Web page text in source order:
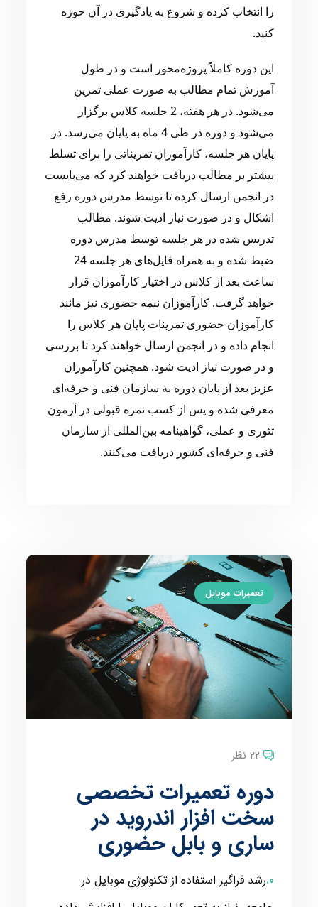
را انتخاب کرده و شروع به یادگیری در آن حوزه
کنید.
این دوره کاملاً پروژه‌محور است و در طول
آموزش تمام مطالب به صورت عملی تمرین
می‌شود. در هر هفته، 2 جلسه کلاس برگزار
می‌شود و دوره در طی 4 ماه به پایان می‌رسد. در
پایان هر جلسه، کارآموزان تمریناتی را برای تسلط
بیشتر بر مطالب دریافت خواهند کرد که می‌بایست
در انجمن ارسال کرده تا توسط مدرس دوره رفع
اشکال و در صورت نیاز ادیت شوند. مطالب
تدریس شده در هر جلسه توسط مدرس دوره
ضبط شده و به همراه فایل‌های هر جلسه 24
ساعت بعد از کلاس در اختیار کارآموزان قرار
خواهد گرفت. کارآموزان نیمه حضوری نیز مانند
کارآموزان حضوری تمرینات پایان هر کلاس را
انجام داده و در انجمن ارسال خواهند کرد تا بررسی
و در صورت نیاز ادیت شود. همچنین کارآموزان
عزیز بعد از پایان دوره به سازمان فنی و حرفه‌ای
معرفی شده و پس از کسب نمره قبولی در آزمون
تئوری و عملی، گواهینامه بین‌المللی از سازمان
فنی و حرفه‌ای کشور دریافت می‌کنند.
تعمیرات موبایل
22 نظر
دوره تعمیرات تخصصی
سخت افزار اندروید در
ساری و بابل حضوری
رشد فراگیر استفاده از تکنولوژی موبایل در